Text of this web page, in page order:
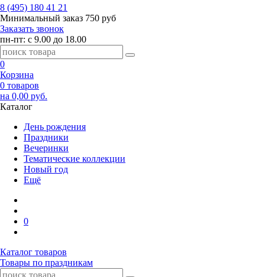
8 (495) 180 41 21
Минимальный заказ 750 руб
Заказать звонок
пн-пт: с 9.00 до 18.00
0
Корзина
0 товаров
на 0,00 руб.
Каталог
День рождения
Праздники
Вечеринки
Тематические коллекции
Новый год
Ещё
0
Каталог товаров
Товары по праздникам